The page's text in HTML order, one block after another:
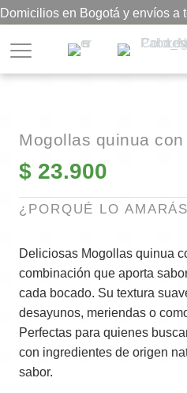
Domicilios en Bogotá y envíos a
Mogollas quinua
$ 23.900
¿PORQUÉ LO
Deliciosas Mogollas quinua
combinación que aporta
cada bocado. Su textura
desayunos, meriendas o
Perfectas para quienes
con ingredientes de origen
sabor.